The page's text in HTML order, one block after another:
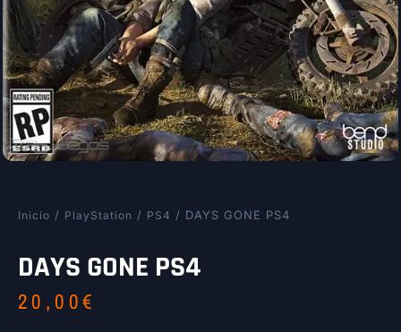
Inicio / PlayStation / PS4 / DAYS GONE PS4
DAYS GONE PS4
20,00€